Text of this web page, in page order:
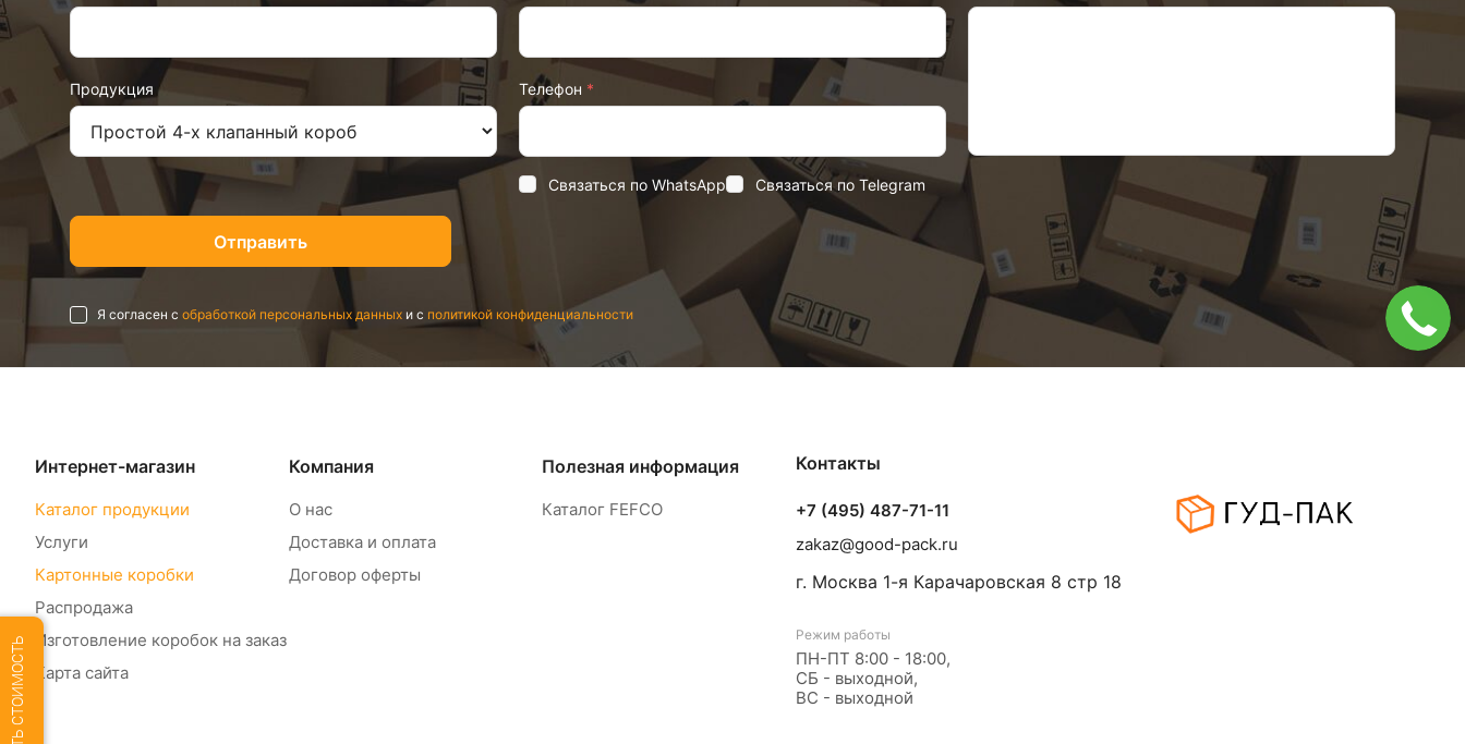
Продукция Телефон *
Связаться по WhatsApp Связаться по Telegram
Я согласен с обработкой персональных данных и с политикой конфиденциальности
Интернет-магазин
Каталог продукции
Услуги
Картонные коробки
Распродажа
Изготовление коробок на заказ
Карта сайта
Компания
О нас
Доставка и оплата
Договор оферты
Полезная информация
Каталог FEFCO
Контакты
+7 (495) 487-71-11
zakaz@good-pack.ru
г. Москва 1-я Карачаровская 8 стр 18
Режим работы
ПН-ПТ 8:00 - 18:00,
СБ - выходной,
ВС - выходной